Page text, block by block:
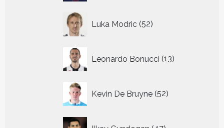
Luka Modric 52
producten
Leonardo Bonucci 13
producten
Kevin De Bruyne 52
producten